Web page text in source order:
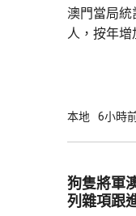
澳門當局統
人，按年增
方面，上半
本地 6小時
狗隻將軍
列雜項跟